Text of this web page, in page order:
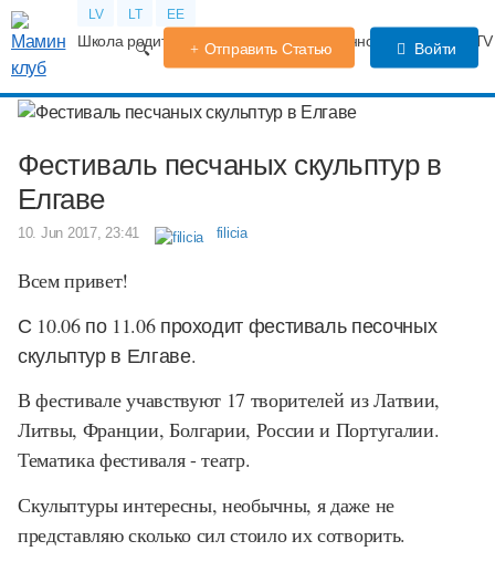
LV LT EE
Школа родителей Календарь беременности Форум
Отправить Статью Войти
Фестиваль песчаных скульптур в
Елгаве
10. Jun 2017, 23:41 filicia
Всем привет!
С 10.06 по 11.06 проходит фестиваль песочных
скульптур в Елгаве.
В фестивале учавствуют 17 творителей из Латвии,
Литвы, Франции, Болгарии, России и Португалии.
Тематика фестиваля - театр.
Скульптуры интересны, необычны, я даже не
представляю сколько сил стоило их сотворить.